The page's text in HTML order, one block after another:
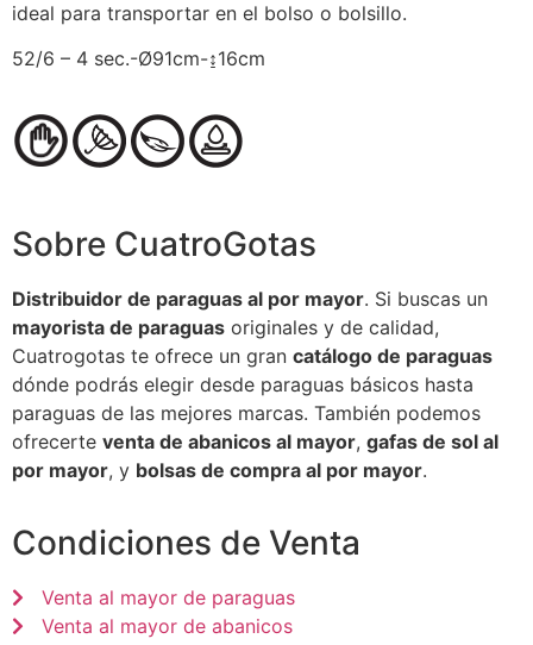
ideal para transportar en el bolso o bolsillo.
52/6 – 4 sec.-Ø91cm-↨16cm
Sobre CuatroGotas
Distribuidor de paraguas al por mayor. Si buscas un
mayorista de paraguas originales y de calidad,
Cuatrogotas te ofrece un gran catálogo de paraguas
dónde podrás elegir desde paraguas básicos hasta
paraguas de las mejores marcas. También podemos
ofrecerte venta de abanicos al mayor, gafas de sol al
por mayor, y bolsas de compra al por mayor.
Condiciones de Venta
Venta al mayor de paraguas
Venta al mayor de abanicos